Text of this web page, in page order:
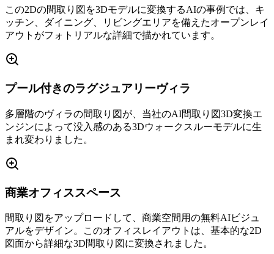
この2Dの間取り図を3Dモデルに変換するAIの事例では、キ
ッチン、ダイニング、リビングエリアを備えたオープンレイ
アウトがフォトリアルな詳細で描かれています。
プール付きのラグジュアリーヴィラ
多層階のヴィラの間取り図が、当社のAI間取り図3D変換エ
ンジンによって没入感のある3Dウォークスルーモデルに生
まれ変わりました。
商業オフィススペース
間取り図をアップロードして、商業空間用の無料AIビジュ
アルをデザイン。このオフィスレイアウトは、基本的な2D
図面から詳細な3D間取り図に変換されました。